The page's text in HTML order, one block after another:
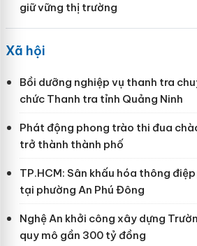
giữ vững thị trường
Xã hội
Bồi dưỡng nghiệp vụ thanh tra
chức Thanh tra tỉnh Quảng Ninh
Phát động phong trào thi đua
trở thành thành phố
TP.HCM: Sân khấu hóa thông
tại phường An Phú Đông
Nghệ An khởi công xây dựng
quy mô gần 300 tỷ đồng